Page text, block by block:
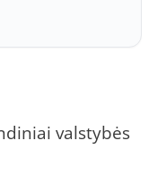
valstybės